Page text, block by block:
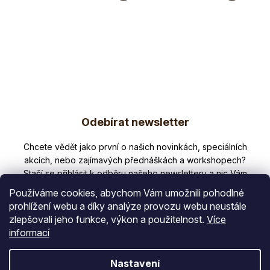
Používáme cookies, abychom Vám umožnili pohodlné
prohlížení webu a díky analýze provozu webu neustále
zlepšovali jeho funkce, výkon a použitelnost. Více
informací
Nastavení
a
Odebírat newsletter
Nezmeškejte žádné novinky či slevy!
E-mail
Vložením e-mailu souhlasíte s